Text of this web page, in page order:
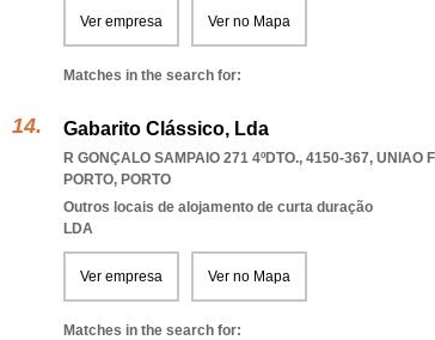
Ver empresa Ver no Mapa
Matches in the search for:
Gabarito Clássico, Lda
R GONÇALO SAMPAIO 271 4ºDTO., 4150-367, UNIAO
PORTO, PORTO
Outros locais de alojamento de curta duração
LDA
Ver empresa Ver no Mapa
Matches in the search for: